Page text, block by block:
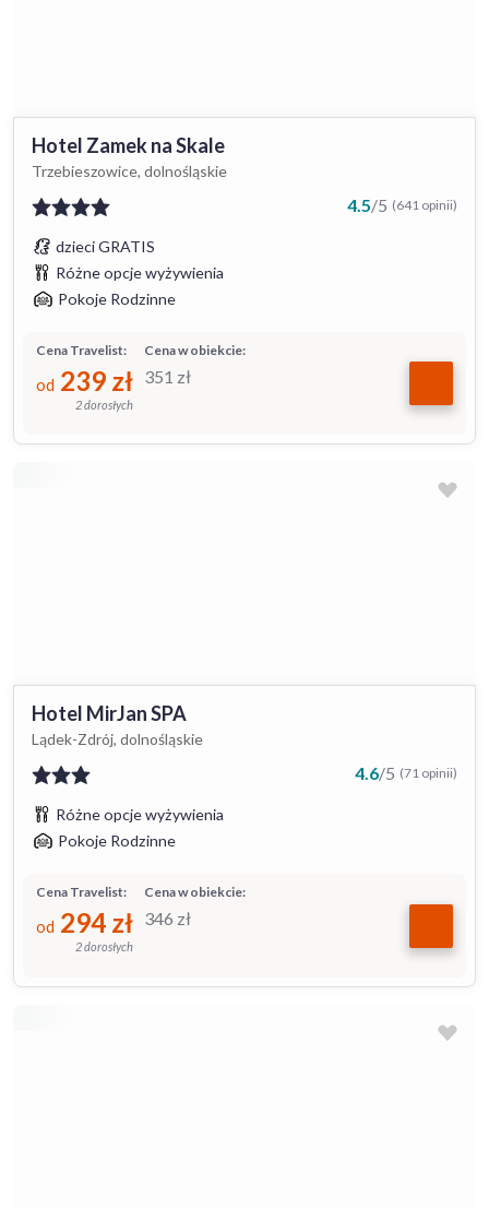
Hotel Zamek na Skale
Trzebieszowice, dolnośląskie
4.5/5 (641 opinii)
dzieci GRATIS
Różne opcje wyżywienia
Pokoje Rodzinne
Cena w obiekcie:
351 zł
Cena Travelist:
od 239 zł
2 dorosłych
Hotel MirJan SPA
Lądek-Zdrój, dolnośląskie
4.6/5 (71 opinii)
Różne opcje wyżywienia
Pokoje Rodzinne
Cena w obiekcie:
346 zł
Cena Travelist:
od 294 zł
2 dorosłych